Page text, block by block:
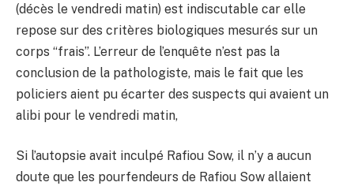
(décès le vendredi matin) est indiscutable car elle
repose sur des critères biologiques mesurés sur un
corps “frais”. L’erreur de l’enquête n’est pas la
conclusion de la pathologiste, mais le fait que les
policiers aient pu écarter des suspects qui avaient un
alibi pour le vendredi matin,
Si l’autopsie avait inculpé Rafiou Sow, il n’y a aucun
doute que les pourfendeurs de Rafiou Sow allaient